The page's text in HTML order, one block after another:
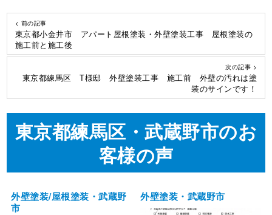
< 前の記事
東京都小金井市 アパート屋根塗装・外壁塗装工事 屋根塗装の
施工前と施工後
次の記事 >
東京都練馬区 T様邸 外壁塗装工事 施工前 外壁の汚れは塗
装のサインです！
東京都練馬区・武蔵野市のお
客様の声
外壁塗装/屋根塗装・武蔵野
市
外壁塗装・武蔵野市